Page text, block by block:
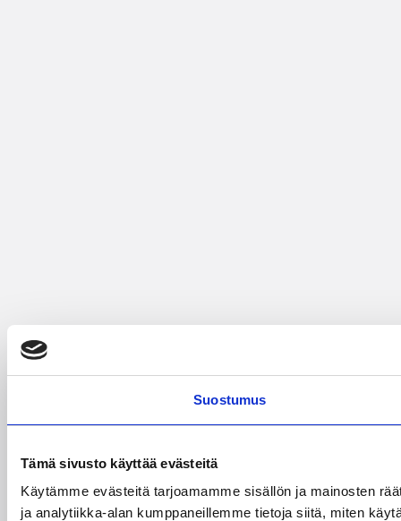
Suostumus
Tämä sivusto käyttää evästeitä
Käytämme evästeitä tarjoamamme sisällön ja mainosten
ja analytiikka-alan kumppaneillemme tietoja siitä, miten